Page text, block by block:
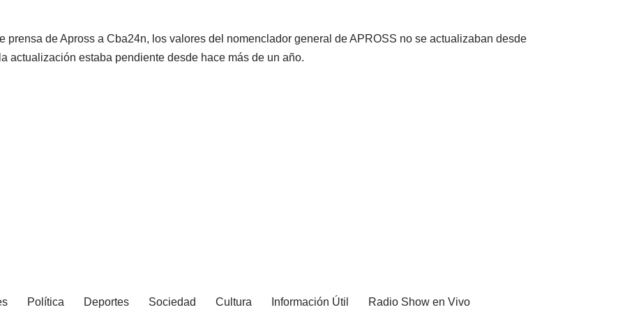
prensa de Apross a Cba24n, los valores del nomenclador general de APROSS no se actualizaban desde
actualización estaba pendiente desde hace más de un año.
Política Deportes Sociedad Cultura Información Útil Radio Show en Vivo